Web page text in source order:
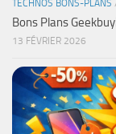
TECHNOS BONS-PLANS
Bons Plans
13 FÉVRIER 2026